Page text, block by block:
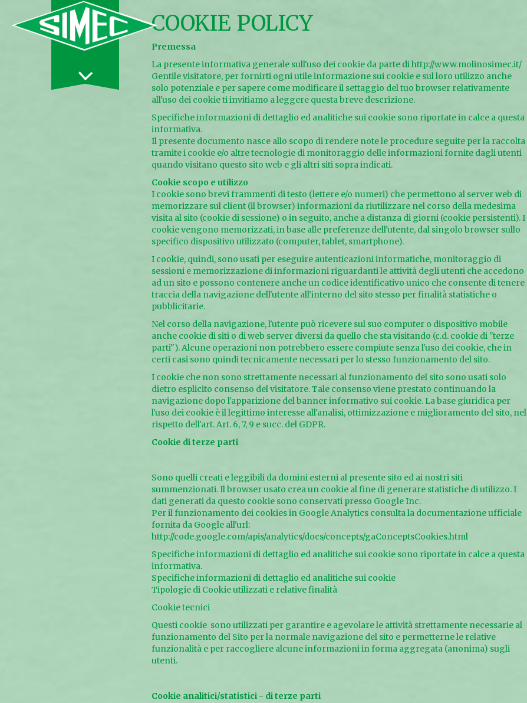
Filiera Ercole
Punto Zero
Prodotti
Ercole Punto Zero
Materie
Azienda
Contatti
ENG CONTATTI
COOKIE POLICY
Premessa
La presente informativa generale sull'uso dei cookie da parte di http://www.molinosimec.it/
Gentile visitatore, per fornirti ogni utile informazione sui cookie e sul loro utilizzo anche
solo potenziale e per sapere come modificare il settaggio del tuo browser relativamente
all'uso dei cookie ti invitiamo a leggere questa breve descrizione.
Specifiche informazioni di dettaglio ed analitiche sui cookie sono riportate in calce a questa
informativa.
Il presente documento nasce allo scopo di rendere note le procedure seguite per la raccolta
tramite i cookie e/o altre tecnologie di monitoraggio delle informazioni fornite dagli utenti
quando visitano questo sito web e gli altri siti sopra indicati.
Cookie scopo e utilizzo
I cookie sono brevi frammenti di testo (lettere e/o numeri) che permettono al server web di
memorizzare sul client (il browser) informazioni da riutilizzare nel corso della medesima
visita al sito (cookie di sessione) o in seguito, anche a distanza di giorni (cookie persistenti). I
cookie vengono memorizzati, in base alle preferenze dell'utente, dal singolo browser sullo
specifico dispositivo utilizzato (computer, tablet, smartphone).
I cookie, quindi, sono usati per eseguire autenticazioni informatiche, monitoraggio di
sessioni e memorizzazione di informazioni riguardanti le attività degli utenti che accedono
ad un sito e possono contenere anche un codice identificativo unico che consente di tenere
traccia della navigazione dell'utente all'interno del sito stesso per finalità statistiche o
pubblicitarie.
Nel corso della navigazione, l'utente può ricevere sul suo computer o dispositivo mobile
anche cookie di siti o di web server diversi da quello che sta visitando (c.d. cookie di "terze
parti"). Alcune operazioni non potrebbero essere compiute senza l'uso dei cookie, che in
certi casi sono quindi tecnicamente necessari per lo stesso funzionamento del sito.
I cookie che non sono strettamente necessari al funzionamento del sito sono usati solo
dietro esplicito consenso del visitatore. Tale consenso viene prestato continuando la
navigazione dopo l'apparizione del banner informativo sui cookie. La base giuridica per
l'uso dei cookie è il legittimo interesse all'analisi, ottimizzazione e miglioramento del sito, nel
rispetto dell'art. Art. 6, 7, 9 e succ. del GDPR.
Cookie di terze parti
Sono quelli creati e leggibili da domini esterni al presente sito ed ai nostri siti
summenzionati. Il browser usato crea un cookie al fine di generare statistiche di utilizzo. I
dati generati da questo cookie sono conservati presso Google Inc.
Per il funzionamento dei cookies in Google Analytics consulta la documentazione ufficiale
fornita da Google all'url:
http://code.google.com/apis/analytics/docs/concepts/gaConceptsCookies.html
Specifiche informazioni di dettaglio ed analitiche sui cookie sono riportate in calce a questa
informativa.
Specifiche informazioni di dettaglio ed analitiche sui cookie
Tipologie di Cookie utilizzati e relative finalità
Cookie tecnici
Questi cookie sono utilizzati per garantire e agevolare le attività strettamente necessarie al
funzionamento del Sito per la normale navigazione del sito e permetterne le relative
funzionalità e per raccogliere alcune informazioni in forma aggregata (anonima) sugli
utenti.
Cookie analitici/statistici - di terze parti